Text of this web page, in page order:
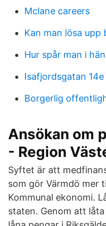
Mclane careers
Kan man lösa upp
Hur spår man i
Isafjordsgatan
Borgerlig
Ansökan om
- Region
Syftet är att
som gör Värmdö mer
Kommunal ekonomi.
staten. Genom att